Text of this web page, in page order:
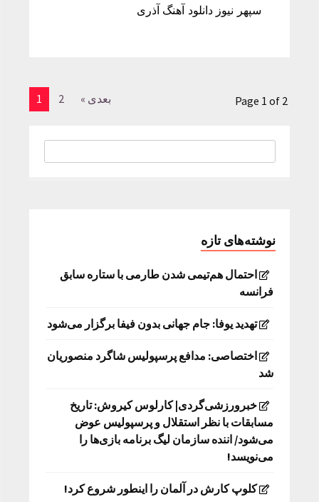
سپهر نیوز دانلود آهنگ آذری
1 2 بعدی » Page 1 of 2
نوشته‌های تازه
احتمال هم‌تیمی شدن طارمی با ستاره سابق
فرانسه
تهدید یوفا: جام جهانی بدون فیفا برگزار می‌شود
اختصاصی: مدافع پرسپولیس شاگرد منصوریان
شد
خبرورزشی‌گردی| کارلوس کیروش: تاریخ
مسابقات با نظر استقلال و پرسپولیس عوض
می‌شود/ اننده سازمان لیگ برنامه بازی‌ها را
می‌نویسد!
کلوپ کارش در آلمان را اینطور شروع کرد!